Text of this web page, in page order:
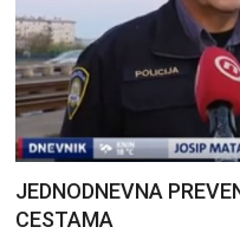
JEDNODNEVNA
CESTAMA